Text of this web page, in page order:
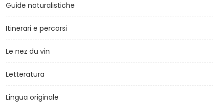
Guide naturalistiche
Itinerari e percorsi
Le nez du vin
Letteratura
Lingua originale